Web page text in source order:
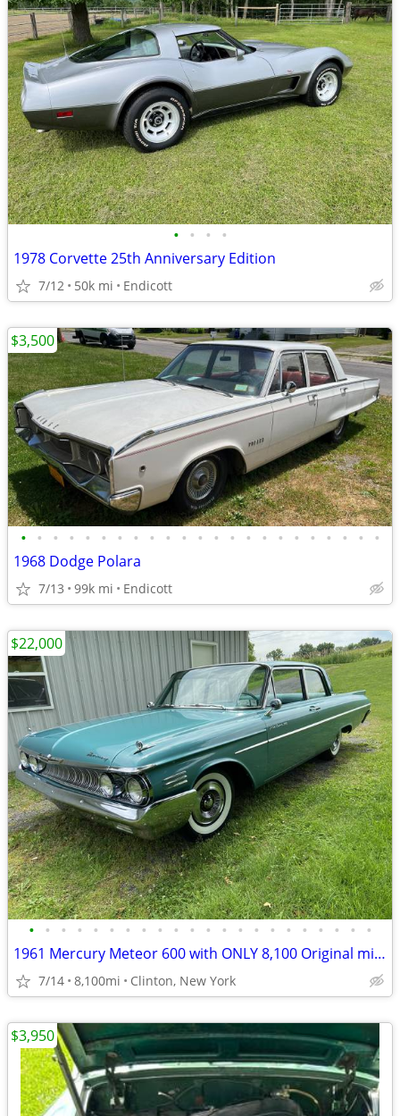
• • • •
1978 Corvette 25th Anniversary Edition
7/12 50k mi Endicott
• • • • • • • • • • • • • • • • • • • • • • •
1968 Dodge Polara
7/13 99k mi Endicott
$3,500
• • • • • • • • • • • • • • • • • • • • • •
1961 Mercury Meteor 600 with ONLY 8,100 Original miles
7/14 8,100mi Clinton, New York
$22,000
$3,950